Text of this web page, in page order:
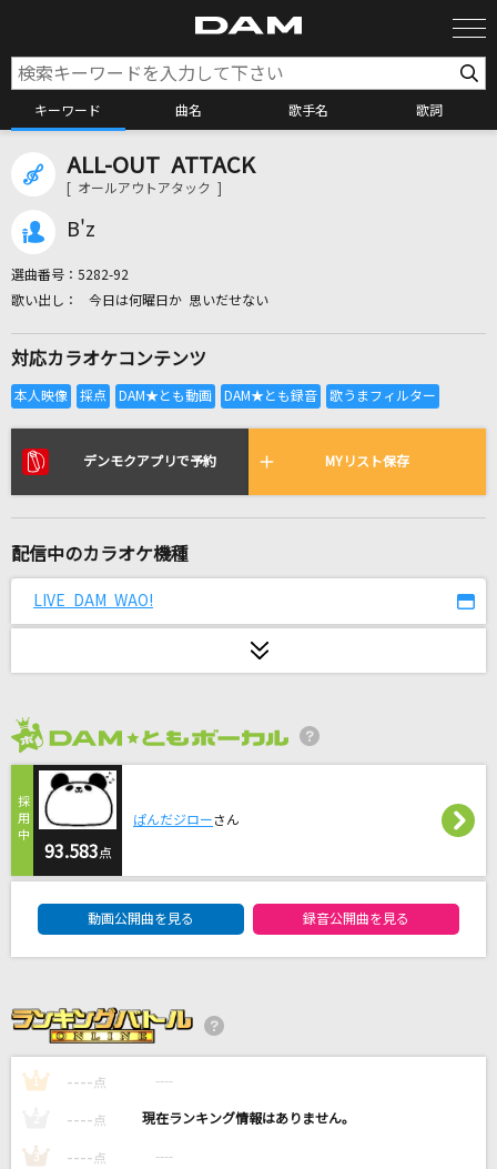
キーワード 曲名 歌手名 歌詞
カラオケ検索
全国りれき
リアルタイムで歌われている曲の一覧
[生音]チェリー
[生音]アイノカタチ feat.HIDE(GReeeeN)
エレファントカシマシ
英雄
[生音]僕のこと
Mrs. GREEN APPLE
ロキ
みきとP
POP STAR
ALL-OUT ATTACK
[ オールアウトアタック ]
B'z
選曲番号： 5282-92
今日は何曜日か 思いだせない
対応カラオケコンテンツ
デンモクアプリで予約 MYリスト保存
配信中のカラオケ機種
LIVE DAM WAO!
93.583点
ぱんだジローさん
動画公開曲を見る 録音公開曲を見る
1 ---- 点 ----
---- 点 ----
3 ---- 点 ----